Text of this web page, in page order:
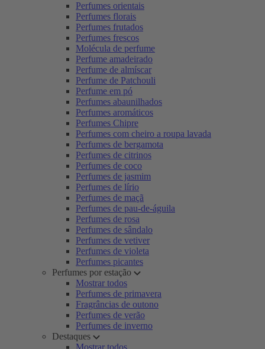
Perfumes orientais
Perfumes florais
Perfumes frutados
Perfumes frescos
Molécula de perfume
Perfume amadeirado
Perfume de almíscar
Perfume de Patchouli
Perfume em pó
Perfumes abaunilhados
Perfumes aromáticos
Perfumes Chipre
Perfumes com cheiro a roupa lavada
Perfumes de bergamota
Perfumes de citrinos
Perfumes de coco
Perfumes de jasmim
Perfumes de lírio
Perfumes de maçã
Perfumes de pau-de-águila
Perfumes de rosa
Perfumes de sândalo
Perfumes de vetiver
Perfumes de violeta
Perfumes picantes
Perfumes por estação
Mostrar todos
Perfumes de primavera
Fragrâncias de outono
Perfumes de verão
Perfumes de inverno
Destaques
Mostrar todos